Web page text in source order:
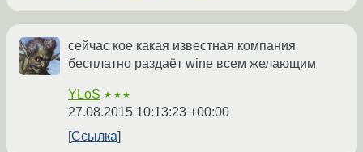
сейчас кое какая известная компания
бесплатно раздаёт wine всем желающим
YLoS ★★★
27.08.2015 10:13:23 +00:00
Ссылка